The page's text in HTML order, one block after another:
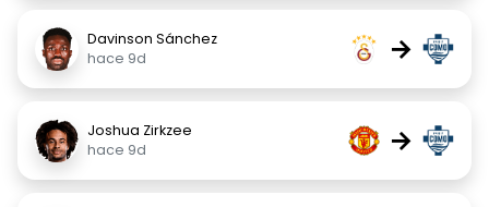
Davinson Sánchez
hace 9d
→
Joshua Zirkzee
hace 9d
→